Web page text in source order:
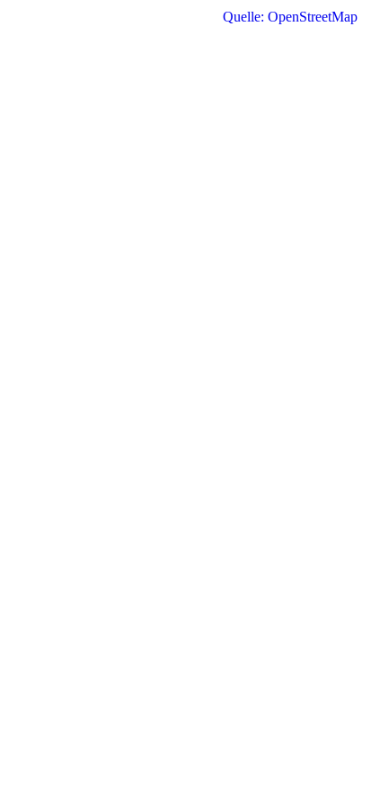
Quelle: OpenStreetMap